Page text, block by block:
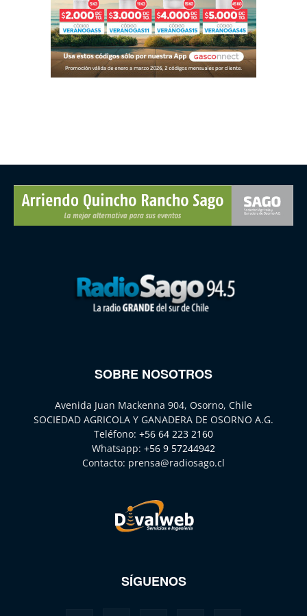
SOBRE NOSOTROS
Avenida Juan Mackenna 904, Osorno, Chile
SOCIEDAD AGRICOLA Y GANADERA DE OSORNO A.G.
Teléfono: +56 64 223 2160
Whatsapp: +56 9 57244942
Contacto: prensa@radiosago.cl
SÍGUENOS